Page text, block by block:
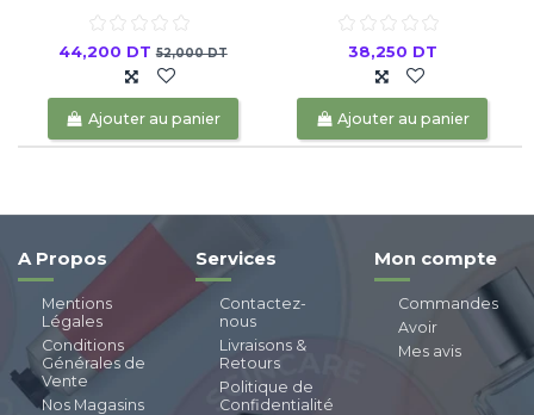
44,200 DT52,000 DT
Ajouter au panier
38,250 DT
Ajouter au panier
A Propos
Mentions
Légales
Conditions
Générales de
Vente
Nos Magasins
Services
Contactez-
nous
Livraisons &
Retours
Politique de
Confidentialité
Mon compte
Commandes
Avoir
Mes avis